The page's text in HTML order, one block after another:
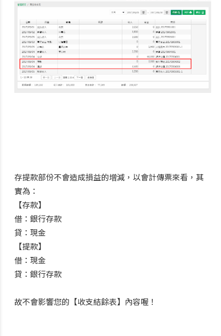
存提款部份不會造成損益的增減，以會計傳票來看，其
實為：
【存款】
借：銀行存款
貸：現金
【提款】
借：現金
貸：銀行存款
故不會影響您的【收支結餘表】內容喔！